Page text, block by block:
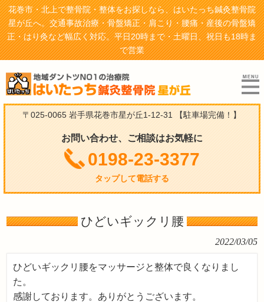
花巻市・北上で整骨院・整体をお探しなら、はいたっち鍼灸整骨院
星が丘へ。交通事故治療・骨盤矯正・肩こり・腰痛・産後の骨盤矯
正・はり灸など幅広く対応。平日20時まで・土曜日、祝日も18時ま
で営業
〒025-0065 岩手県花巻市星が丘1-12-31 【駐車場完備！】
お問い合わせ、ご相談はお気軽に
0198-23-3377
タップして電話する
ひどいギックリ腰
2022/03/05
ひどいギックリ腰をマッサージと整体で良くなりまし
た。
感謝しております。ありがとうございます。